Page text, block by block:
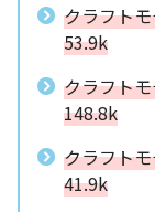
クラフト
53.9k
クラフト
148.8k
クラフト
41.9k